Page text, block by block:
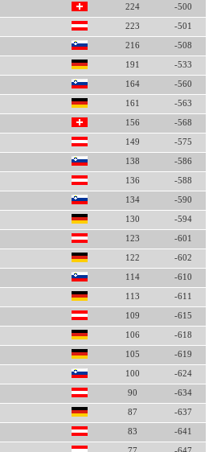
224 -500
223 -501
216 -508
191 -533
164 -560
161 -563
156 -568
149 -575
138 -586
136 -588
134 -590
130 -594
123 -601
122 -602
114 -610
113 -611
109 -615
106 -618
105 -619
100 -624
90 -634
87 -637
83 -641